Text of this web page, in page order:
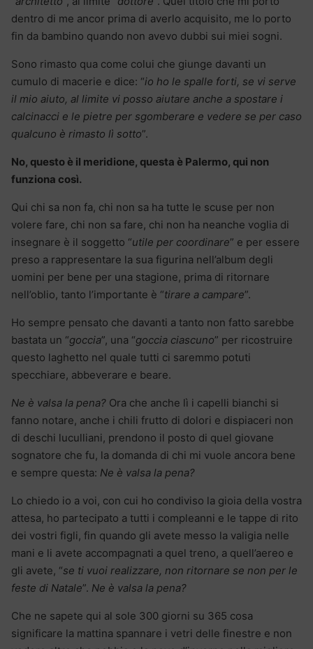
dentro di me ancor prima di averlo acquisito, me lo porto
fin da bambino quando non avevo dubbi sui miei sogni.
Sono rimasto qua come colui che giunge davanti un
cumulo di macerie e dice: “io ho le spalle forti, se vi serve
il mio aiuto, al limite vi posso aiutare anche a spostare i
calcinacci e le pietre per sgomberare e vedere se per caso
qualcuno è rimasto lì sotto”.
No, questo è il meridione, questa è Palermo, qui non
funziona così.
Qui chi sa non fa, chi non sa ha tutte le scuse per non
volere fare, chi non sa fare, chi non ha neanche voglia di
insegnare è il soggetto “utile per coordinare” e per essere
preso a rappresentare la sua figurina nell’album degli
uomini per bene per una stagione, prima di ritornare
nell’oblio, tanto l’importante è “tirare a campare”.
Ho sempre pensato che davanti a tanto non fatto sarebbe
bastata un “goccia”, una “goccia ciascuno” per ricostruire
questo laghetto nel quale tutti ci saremmo potuti
specchiare, abbeverare e beare.
Ne è valsa la pena? Ora che anche lì i capelli bianchi si
fanno notare, anche i chili frutto di dolori e dispiaceri non
di deschi luculliani, prendono il posto di quel giovane
sognatore che fu, la domanda di chi mi vuole ancora bene
e sempre questa: Ne è valsa la pena?
Lo chiedo io a voi, con cui ho condiviso la gioia della vostra
attesa, ho partecipato a tutti i compleanni e le tappe di rito
dei vostri figli, fin quando gli avete messo la valigia nelle
mani e li avete accompagnati a quel treno, a quell’aereo e
gli avete, “se ti vuoi realizzare, non ritornare se non per le
feste di Natale”. Ne è valsa la pena?
Che ne sapete qui al sole 300 giorni su 365 cosa
significare la mattina spannare i vetri delle finestre e non